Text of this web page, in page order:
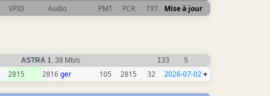
VPID Audio PMT PCR TXT Mise à jour
ASTRA 1, 38 Mb/s 133 5
2815 2816ger 105 2815 32 2026-07-02+